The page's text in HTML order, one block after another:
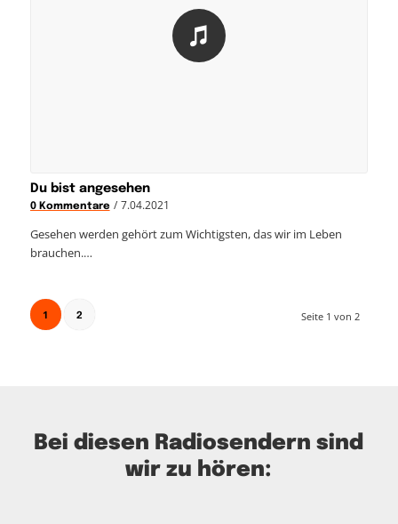
Du bist angesehen
0 Kommentare / 7.04.2021
Gesehen werden gehört zum Wichtigsten, das wir im Leben
brauchen.…
Seite 1 von 2
1 2
Bei diesen Radiosendern sind
wir zu hören: